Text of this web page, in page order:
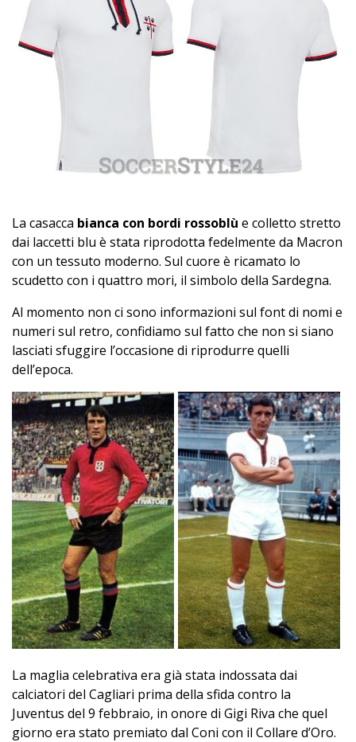
La casacca bianca con bordi rossoblù e colletto stretto
dai laccetti blu è stata riprodotta fedelmente da Macron
con un tessuto moderno. Sul cuore è ricamato lo
scudetto con i quattro mori, il simbolo della Sardegna.
Al momento non ci sono informazioni sul font di nomi e
numeri sul retro, confidiamo sul fatto che non si siano
lasciati sfuggire l’occasione di riprodurre quelli
dell’epoca.
La maglia celebrativa era già stata indossata dai
calciatori del Cagliari prima della sfida contro la
Juventus del 9 febbraio, in onore di Gigi Riva che quel
giorno era stato premiato dal Coni con il Collare d’Oro.